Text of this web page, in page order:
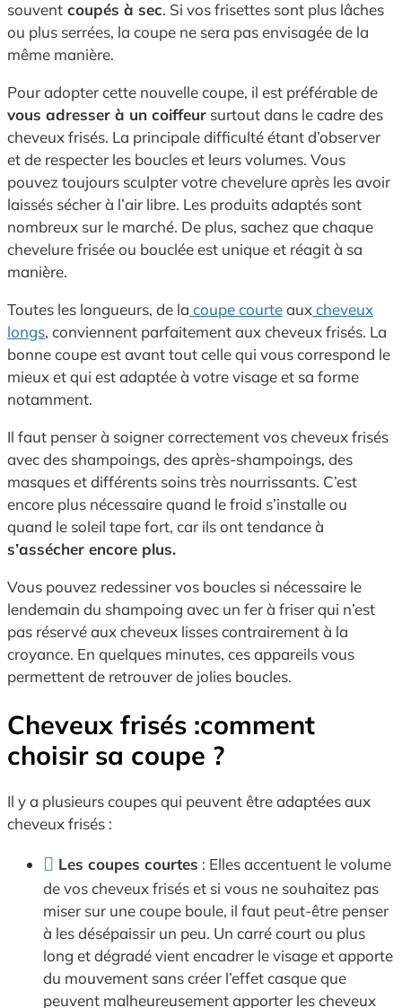
souvent coupés à sec. Si vos frisettes sont plus lâches
ou plus serrées, la coupe ne sera pas envisagée de la
même manière.
Pour adopter cette nouvelle coupe, il est préférable de
vous adresser à un coiffeur surtout dans le cadre des
cheveux frisés. La principale difficulté étant d’observer
et de respecter les boucles et leurs volumes. Vous
pouvez toujours sculpter votre chevelure après les avoir
laissés sécher à l’air libre. Les produits adaptés sont
nombreux sur le marché. De plus, sachez que chaque
chevelure frisée ou bouclée est unique et réagit à sa
manière.
Toutes les longueurs, de la coupe courteauxcheveux
longs, conviennent parfaitement aux cheveux frisés. La
bonne coupe est avant tout celle qui vous correspond le
mieux et qui est adaptée à votre visage et sa forme
notamment.
Il faut penser à soigner correctement vos cheveux frisés
avec des shampoings, des après-shampoings, des
masques et différents soins très nourrissants. C’est
encore plus nécessaire quand le froid s’installe ou
quand le soleil tape fort, car ils ont tendance à
s’assécher encore plus.
Vous pouvez redessiner vos boucles si nécessaire le
lendemain du shampoing avec un fer à friser qui n’est
pas réservé aux cheveux lisses contrairement à la
croyance. En quelques minutes, ces appareils vous
permettent de retrouver de jolies boucles.
Cheveux frisés :comment
choisir sa coupe ?
Il y a plusieurs coupes qui peuvent être adaptées aux
cheveux frisés :
Les coupes courtes : Elles accentuent le volume
de vos cheveux frisés et si vous ne souhaitez pas
miser sur une coupe boule, il faut peut-être penser
à les désépaissir un peu. Un carré court ou plus
long et dégradé vient encadrer le visage et apporte
du mouvement sans créer l’effet casque que
peuvent malheureusement apporter les cheveux